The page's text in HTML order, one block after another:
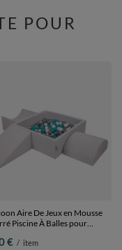
POUR
Aire De Jeux en Mousse
Piscine À Balles pour
turquoise, Piscine (200
€ / item